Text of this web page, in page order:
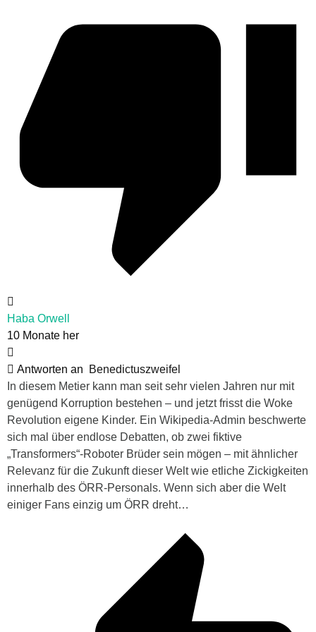
Haba Orwell
10 Monate her
Antworten an
Benedictuszweifel
In diesem Metier kann man seit sehr vielen Jahren nur mit
genügend Korruption bestehen – und jetzt frisst die Woke
Revolution eigene Kinder. Ein Wikipedia-Admin beschwerte
sich mal über endlose Debatten, ob zwei fiktive
„Transformers“-Roboter Brüder sein mögen – mit ähnlicher
Relevanz für die Zukunft dieser Welt wie etliche Zickigkeiten
innerhalb des ÖRR-Personals. Wenn sich aber die Welt
einiger Fans einzig um ÖRR dreht…